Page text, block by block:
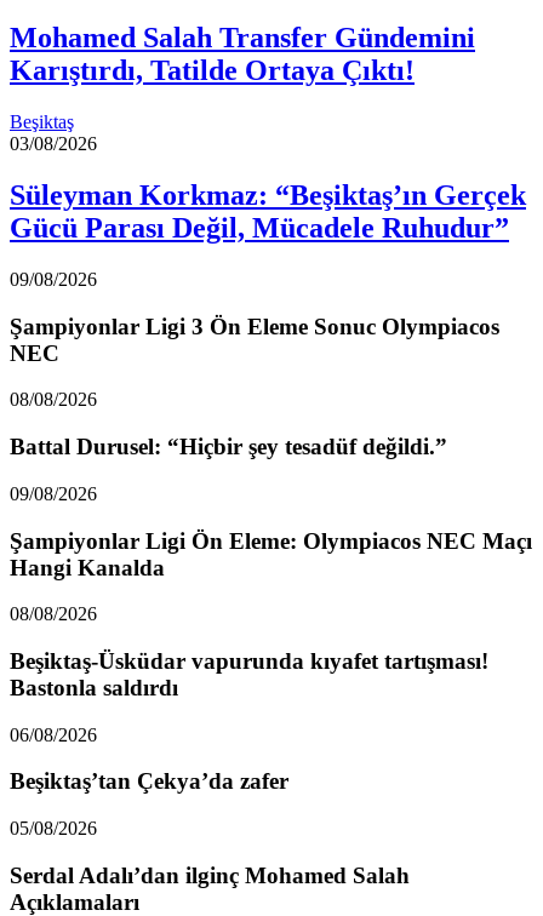
Mohamed Salah Transfer Gündemini
Karıştırdı, Tatilde Ortaya Çıktı!
Beşiktaş
03/08/2026
Süleyman Korkmaz: “Beşiktaş’ın Gerçek
Gücü Parası Değil, Mücadele Ruhudur”
09/08/2026
Şampiyonlar Ligi 3 Ön Eleme Sonuc Olympiacos
NEC
08/08/2026
Battal Durusel: “Hiçbir şey tesadüf değildi.”
09/08/2026
Şampiyonlar Ligi Ön Eleme: Olympiacos NEC Maçı
Hangi Kanalda
08/08/2026
Beşiktaş-Üsküdar vapurunda kıyafet tartışması!
Bastonla saldırdı
06/08/2026
Beşiktaş’tan Çekya’da zafer
05/08/2026
Serdal Adalı’dan ilginç Mohamed Salah
Açıklamaları